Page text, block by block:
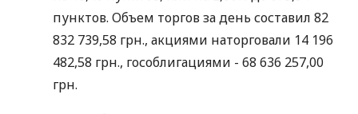
пунктов. Объем торгов за день составил 82
832 739,58 грн., акциями наторговали 14 196
482,58 грн., гособлигациями - 68 636 257,00
грн.